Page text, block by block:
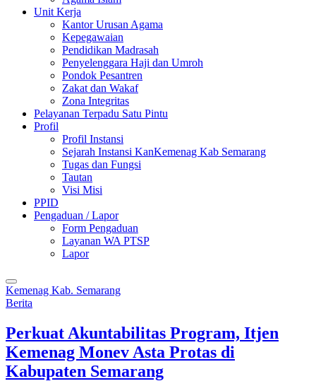
Unit Kerja
Kantor Urusan Agama
Kepegawaian
Pendidikan Madrasah
Penyelenggara Haji dan Umroh
Pondok Pesantren
Zakat dan Wakaf
Zona Integritas
Pelayanan Terpadu Satu Pintu
Profil
Profil Instansi
Sejarah Instansi KanKemenag Kab Semarang
Tugas dan Fungsi
Tautan
Visi Misi
PPID
Pengaduan / Lapor
Form Pengaduan
Layanan WA PTSP
Lapor
Kemenag Kab. Semarang
Berita
Perkuat Akuntabilitas Program, Itjen
Kemenag Monev Asta Protas di
Kabupaten Semarang